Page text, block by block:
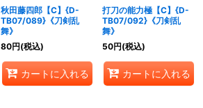
秋田藤四郎【C】{D-
TB07/089}《刀剣乱
舞》
80円(税込)
カートに入れる
打刀の能力極【C】{D-
TB07/092}《刀剣乱
舞》
50円(税込)
カートに入れる